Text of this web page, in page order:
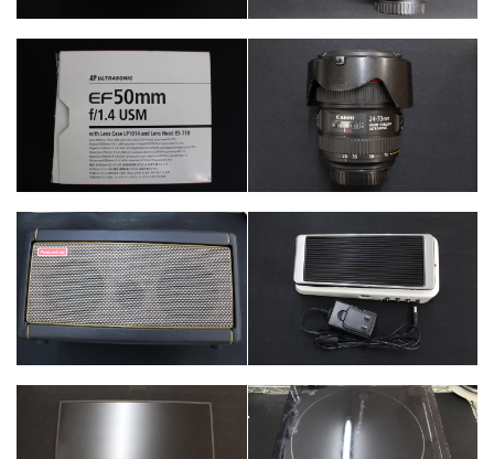
カテゴリー
カメラ・レンズ
カテゴリー
カメラ・レンズ
カテゴリー オーディオ カテゴリー オーディオ